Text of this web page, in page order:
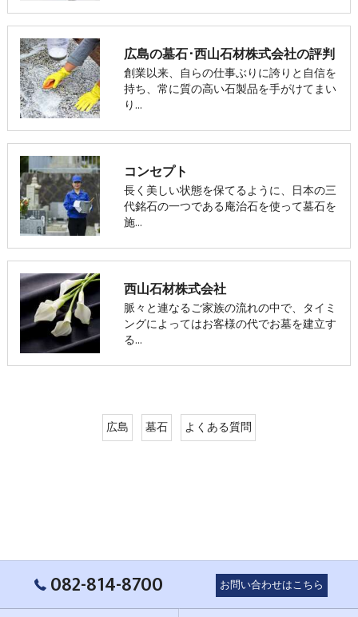
広島の墓石･西山石材株式会社の評判
創業以来、自らの仕事ぶりに誇りと自信を
持ち、常に質の高い石製品を手がけてまい
り…
コンセプト
長く美しい状態を保てるように、日本の三
代銘石の一つである庵治石を使って墓石を
施…
西山石材株式会社
脈々と連なるご家族の流れの中で、タイミ
ングによってはお客様の代でお墓を建立す
る…
広島 墓石 よくある質問
082-814-8700 お問い合わせはこちら